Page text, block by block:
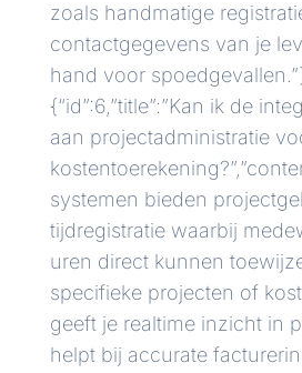
zoals handmatige
contactgegevens van je
hand voor
{“id”:6,”title”:”Kan ik de
aan projectadministratie
systemen bieden
tijdregistratie waarbij
uren direct kunnen
specifieke projecten of
geeft je realtime inzicht in
helpt bij accurate